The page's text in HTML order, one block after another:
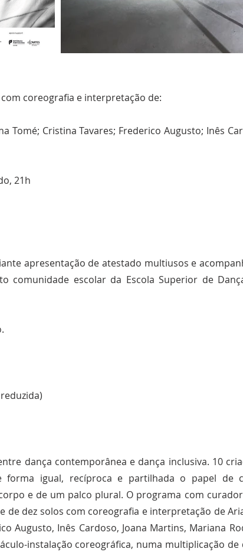
coreografia e interpretação de:
Tomé; Cristina Tavares; Frederico Augusto; Inês
21h
apresentação de atestado multiusos e
comunidade escolar da Escola Superior de
dança contemporânea e dança inclusiva. 10
forma igual, recíproca e partilhada o papel de
e de um palco plural. O programa com
de dez solos com coreografia e interpretação de
Augusto, Inês Cardoso, Joana Martins, Mariana
instalação coreográfica, numa multiplicação